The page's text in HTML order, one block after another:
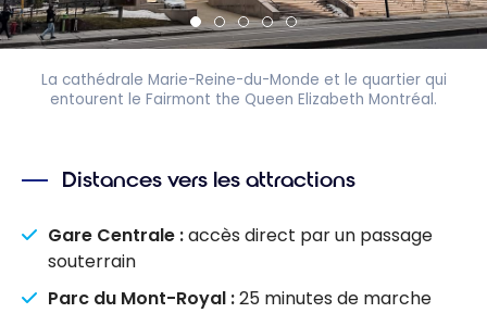
La cathédrale Marie-Reine-du-Monde et le quartier qui
entourent le Fairmont the Queen Elizabeth Montréal.
Distances vers les attractions
Gare Centrale :accès direct par un passage
souterrain
Parc du Mont-Royal :25 minutes de marche